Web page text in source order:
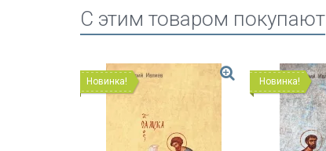
C этим товаром покупают
Новинка! Новинка!